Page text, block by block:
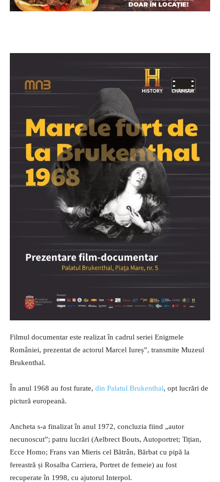
Filmul documentar este realizat în cadrul seriei Enigmele
României, prezentat de actorul Marcel Iureș”, transmite Muzeul
Brukenthal.
În anul 1968 au fost furate, din Palatul Brukenthal, opt lucrări de
pictură europeană.
Ancheta s-a finalizat în anul 1972, concluzia fiind „autor
necunoscut”; patru lucrări (Aelbrect Bouts, Autoportret; Tițian,
Ecce Homo; Frans van Mieris cel Bătrân, Bărbat cu pipă la
fereastră și Rosalba Carriera, Portret de femeie) au fost
recuperate în 1998, cu ajutorul Interpol.